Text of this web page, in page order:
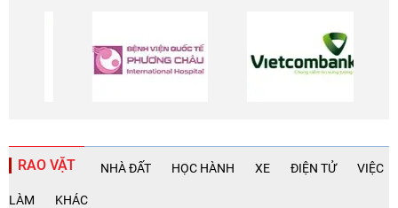
RAO VẶT NHÀ ĐẤT HỌC HÀNH XE ĐIỆN TỬ VIỆC
LÀM KHÁC